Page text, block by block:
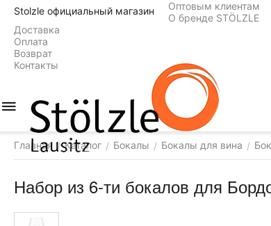
Stolzle официальный магазин
Оптовым клиентам
О бренде STÖLZLE
Доставка
Оплата
Возврат
Контакты
Главная / Каталог / Бокалы / Бокалы для вина /
Набор из 6-ти бокалов для